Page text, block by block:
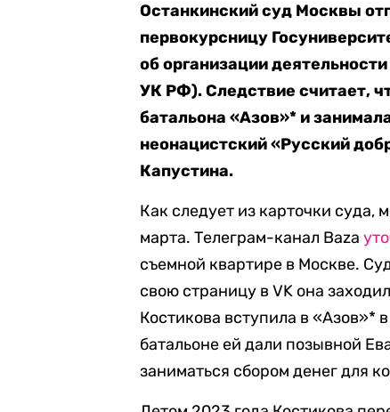
Останкинский суд Москвы
первокурсницу
об организации
УК РФ). Следствие считает,
батальона «Азов»* и
неонацистский «Русский
Капустина.
Как следует из карточки суда,
марта. Телеграм-канал Baza
съемной квартире в Москве.
свою страницу в VK она
Костикова вступила в «Азов»*
батальоне ей дали позывной
заниматься сбором денег для